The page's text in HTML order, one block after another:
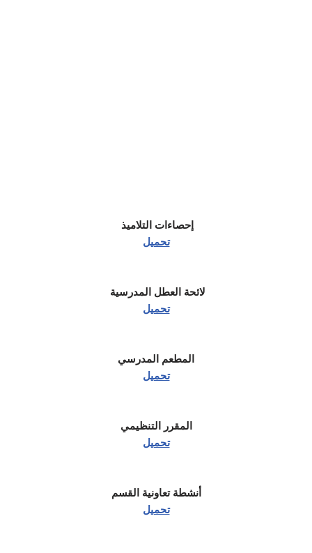
إحصاءات التلاميذ
تحميل
لائحة العطل المدرسية
تحميل
المطعم المدرسي
تحميل
المقرر التنظيمي
تحميل
أنشطة تعاونية القسم
تحميل